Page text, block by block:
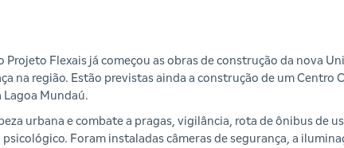
Flexais já começou as obras de construção da nova
na região. Estão previstas ainda a construção de um Centro
Lagoa Mundaú.
urbana e combate a pragas, vigilância, rota de ônibus de
Foram instaladas câmeras de segurança, a